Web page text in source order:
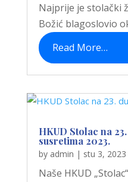
Najprije je stolački
Božić blagoslovio
Read More…
HKUD Stolac na
susretima 2023.
by admin | stu 3, 2023
Naše HKUD